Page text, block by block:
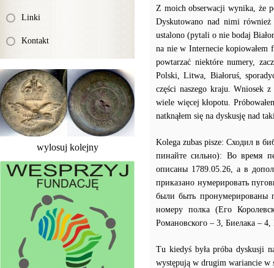
Linki
Kontakt
wylosuj kolejny
Z moich obserwacji wynika, że
Dyskutowano nad nimi
ustalono (pytali o nie bodaj
na nie w Internecie kopiowałem
powtarzać niektóre numery,
Polski, Litwa, Białoruś,
części naszego kraju. Wniosek
wiele więcej kłopotu.
natknąłem się na dyskusję nad
Kolega zubas pisze: Сходил в
пинайте сильно): Во время
описаны 1789.05.26, а в
приказано нумерировать
были быть пронумерированы
номеру полка (Его
Романовского – 3, Биелака –
Tu kiedyś była próba dyskusji
występują w drugim wariancie w